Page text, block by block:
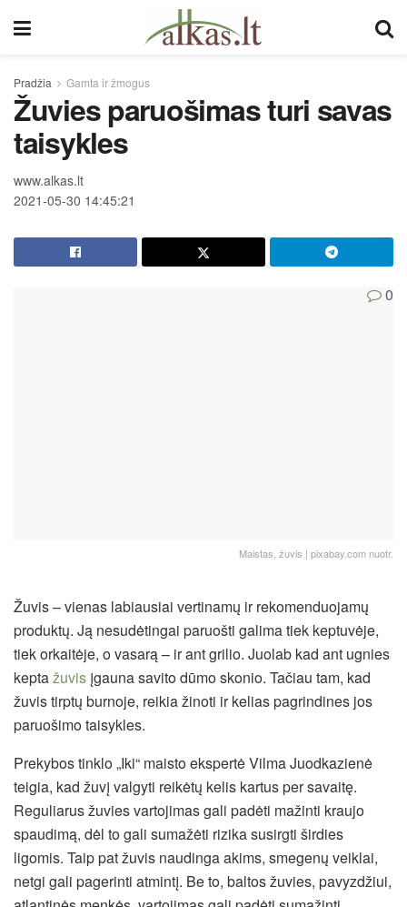
Pradžia Gamta ir žmogus
Žuvies paruošimas turi savas
taisykles
www.alkas.lt
2021-05-30 14:45:21
0
Maistas, žuvis | pixabay.com nuotr.
Žuvis – vienas labiausiai vertinamų ir rekomenduojamų
produktų. Ją nesudėtingai paruošti galima tiek keptuvėje,
tiek orkaitėje, o vasarą – ir ant grilio. Juolab kad ant ugnies
keptažuvis įgauna savito dūmo skonio. Tačiau tam, kad
žuvis tirptų burnoje, reikia žinoti ir kelias pagrindines jos
paruošimo taisykles.
Prekybos tinklo „Iki“ maisto ekspertė Vilma Juodkazienė
teigia, kad žuvį valgyti reikėtų kelis kartus per savaitę.
Reguliarus žuvies vartojimas gali padėti mažinti kraujo
spaudimą, dėl to gali sumažėti rizika susirgti širdies
ligomis. Taip pat žuvis naudinga akims, smegenų veiklai,
netgi gali pagerinti atmintį. Be to, baltos žuvies, pavyzdžiui,